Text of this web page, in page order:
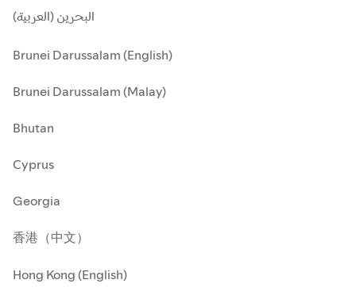
البحرين (العربية)
Brunei Darussalam (English)
Brunei Darussalam (Malay)
Bhutan
Cyprus
Georgia
香港（中文）
Hong Kong (English)